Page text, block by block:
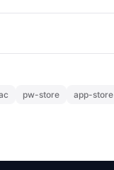
pw-store app-store